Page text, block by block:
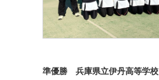
準優勝 兵庫県立伊丹高等学校